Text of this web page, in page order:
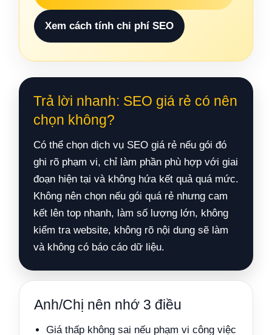
Xem cách tính chi phí SEO
Trả lời nhanh: SEO giá rẻ có nên
chọn không?
Có thể chọn dịch vụ SEO giá rẻ nếu gói đó
ghi rõ phạm vi, chỉ làm phần phù hợp với giai
đoạn hiện tại và không hứa kết quả quá mức.
Không nên chọn nếu gói quá rẻ nhưng cam
kết lên top nhanh, làm số lượng lớn, không
kiểm tra website, không rõ nội dung sẽ làm
và không có báo cáo dữ liệu.
Anh/Chị nên nhớ 3 điều
Giá thấp không sai nếu phạm vi công việc